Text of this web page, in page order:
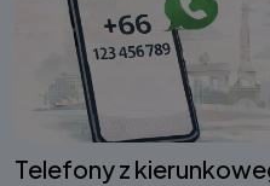
Telefony z